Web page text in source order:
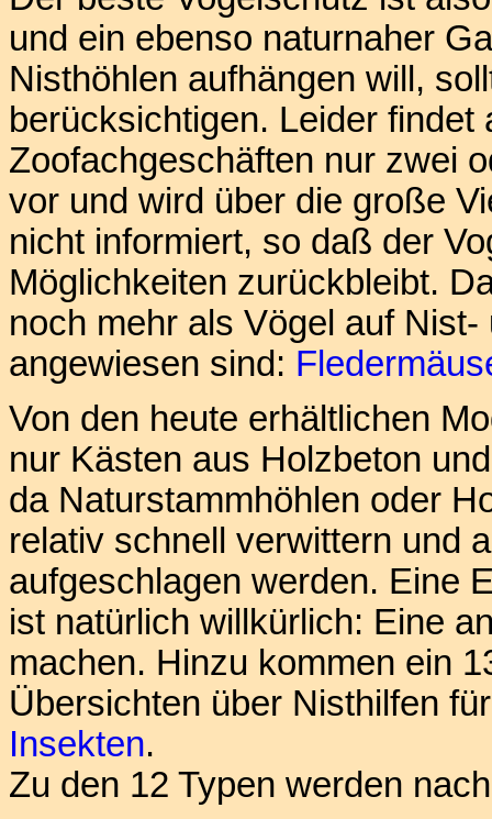
und ein ebenso naturnaher
Nisthöhlen aufhängen will,
berücksichtigen. Leider findet
Zoofachgeschäften nur zwei
vor und wird über die große
nicht informiert, so daß der
Möglichkeiten zurückbleibt.
noch mehr als Vögel auf
angewiesen sind:
Von den heute erhältlichen
nur Kästen aus Holzbeton
da Naturstammhöhlen oder
relativ schnell verwittern und
aufgeschlagen werden. Eine
ist natürlich willkürlich: Eine
machen. Hinzu kommen ein
Übersichten über Nisthilfen
Insekten.
Zu den 12 Typen werden